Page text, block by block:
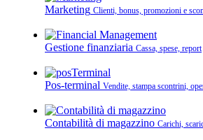
Marketing Clienti, bonus, promozioni e
Gestione finanziaria Cassa, spese, report
Pos-terminal Vendite, stampa scontrini,
Contabilità di magazzino Carichi,